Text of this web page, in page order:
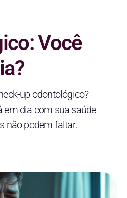
Você
up odontológico?
em dia com sua saúde
não podem faltar.